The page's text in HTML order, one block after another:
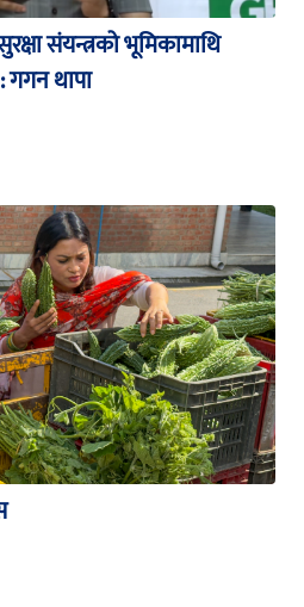
संयन्त्रको भूमिकामाथि
थापा